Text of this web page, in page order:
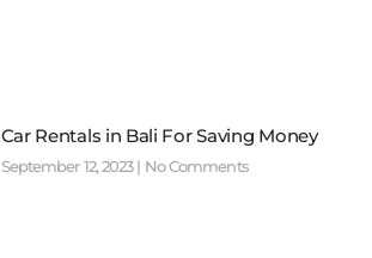
Car Rentals in Bali For Saving Money
September 12, 2023 No Comments